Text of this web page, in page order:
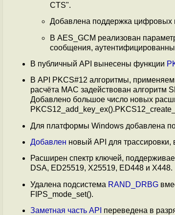
CTS".
Добавлена поддержка цифровых
В AES_GCM реализован
сообщения,
В публичный API вынесены функции
В API PKCS#12 алгоритмы,
расчёта MAC задействован алгоритм
Добавлено большое число новых
Для платформы Windows добавлена
Добавлен новый API для
Расширен спектр ключей,
DSA, ED25519, X25519, ED448 и X448.
Удалена подсистема RAND_DRBG
FIPS_mode_set().
Заметная часть API переведена в